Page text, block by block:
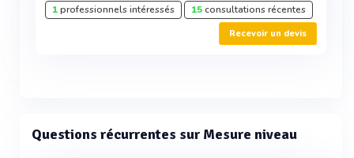
1professionnels intéressés 15consultations récentes
Recevoir un devis
Questions récurrentes sur Mesure niveau